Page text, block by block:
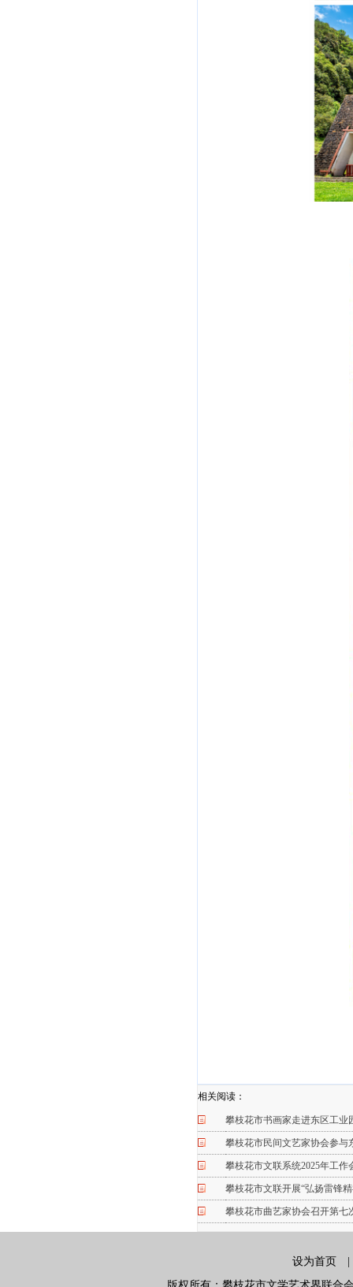
相关阅读：
攀枝花市书画家走进东区工业
攀枝花市民间文艺家协会参与
攀枝花市文联系统2025年工
攀枝花市文联开展“弘扬雷锋
攀枝花市曲艺家协会召开第七
设为首页